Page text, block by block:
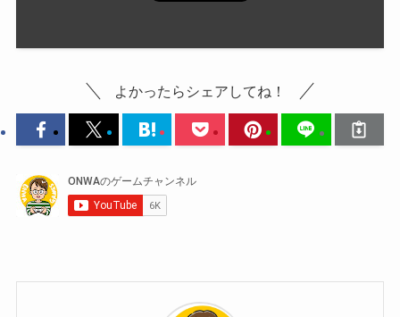
よかったらシェアしてね！